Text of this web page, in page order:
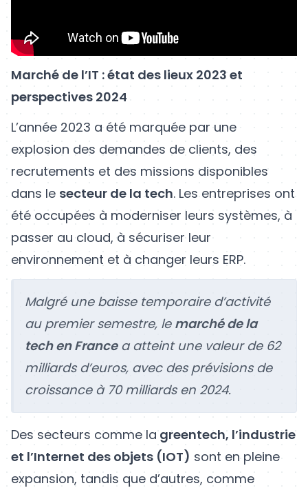
Marché de l’IT : état des lieux 2023 et
perspectives 2024
L’année 2023 a été marquée par une
explosion des demandes de clients, des
recrutements et des missions disponibles
dans le secteur de la tech. Les entreprises ont
été occupées à moderniser leurs systèmes, à
passer au cloud, à sécuriser leur
environnement et à changer leurs ERP.
Malgré une baisse temporaire d’activité
au premier semestre, le marché de la
tech en Francea atteint une valeur de 62
milliards d’euros, avec des prévisions de
croissance à 70 milliards en 2024.
Des secteurs comme la greentech, l’industrie
et l’Internet des objets (IOT) sont en pleine
expansion, tandis que d’autres, comme